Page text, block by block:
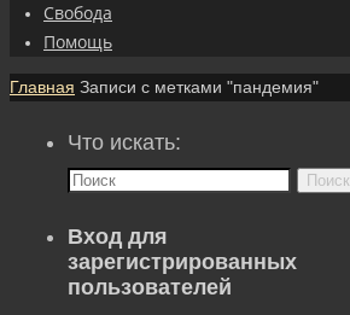
Свобода
Помощь
Главная Записи с метками "пандемия"
Что искать:
Поиск
Вход для
зарегистрированных
пользователей